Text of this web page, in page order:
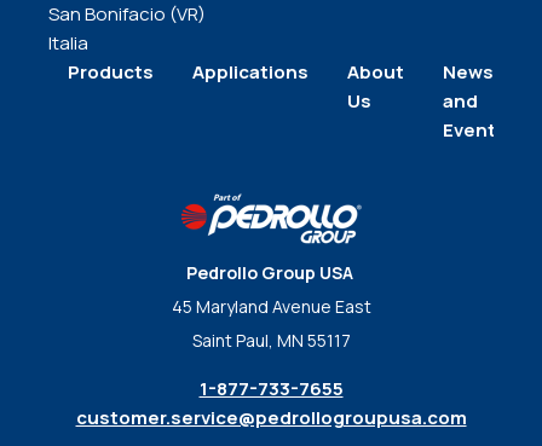
San Bonifacio (VR)
Italia
Products
Applications
About
Us
News
and
Events
Pedrollo Group USA
45 Maryland Avenue East
Saint Paul, MN 55117
1-877-733-7655
customer.service@pedrollogroupusa.com